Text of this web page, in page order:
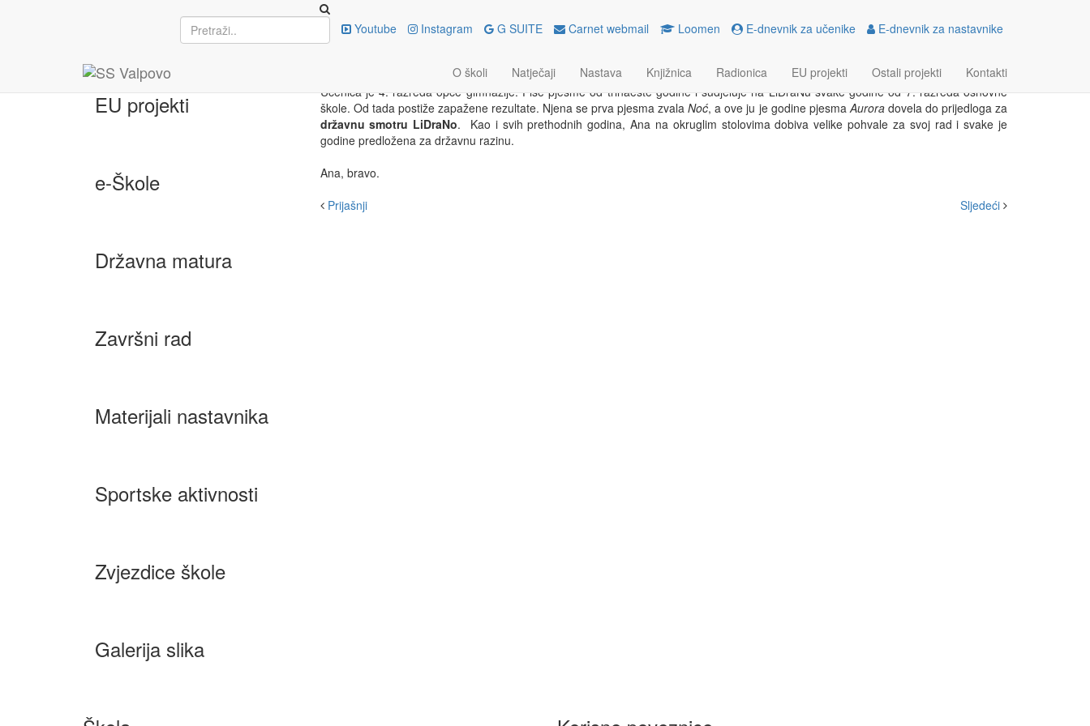
Youtube Instagram G SUITE Carnet webmail Loomen E-dnevnik za učenike E-dnevnik za nastavnike
O školi Natječaji Nastava Knjižnica Radionica EU projekti Ostali projekti Kontakti
EU projekti
e-Škole
Državna matura
Završni rad
Materijali nastavnika
Sportske aktivnosti
Zvjezdice škole
Galerija slika
ANA VINOGRADAC – ZVJEZDICA PJESNIKINJA
Učenica je 4. razreda opće gimnazije. Piše pjesme od trinaeste godine i sudjeluje na LiDraNu svake godine od 7. razreda osnovne
škole. Od tada postiže zapažene rezultate. Njena se prva pjesma zvalaNoć, a ove ju je godine pjesmaAuroradovela do prijedloga za
državnu smotru LiDraNo. Kao i svih prethodnih godina, Ana na okruglim stolovima dobiva velike pohvale za svoj rad i svake je
godine predložena za državnu razinu.
Ana, bravo.
Prijašnji
Sljedeći